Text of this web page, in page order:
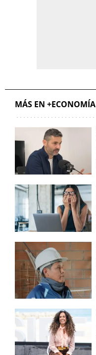
MÁS EN +ECONOMÍA